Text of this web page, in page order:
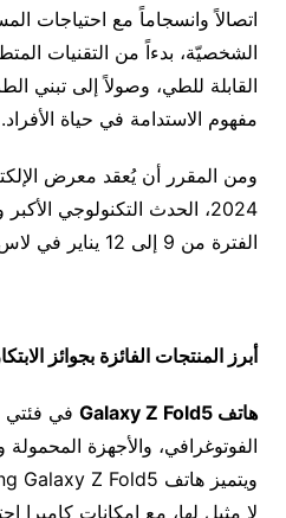
اتصالاً وانسجاماً مع احتياجات
الشخصيّة، بدءاً من التقنيات
القابلة للطي، وصولاً إلى تبني
مفهوم الاستدامة في حياة الأفراد.
2024، الحدث التكنولوجي
الفترة من 9 إلى 12 يناير في لاس فيغاس، نيفادا.
أبرز المنتجات الفائزة بجوائز
هاتف
في فئتي
الفوتوغرافي، والأجهزة
لا مثيل لها، مع إمكانات كاميرا